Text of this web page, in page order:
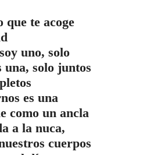
que te acoge
uno, solo
una, solo juntos
es una
como un ancla
a la nuca,
cuerpos